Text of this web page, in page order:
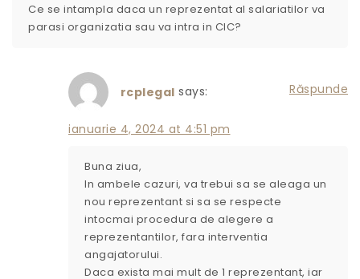
Ce se intampla daca un reprezentat al salariatilor va
parasi organizatia sau va intra in CIC?
Răspunde
rcplegal says:
ianuarie 4, 2024 at 4:51 pm
Buna ziua,
In ambele cazuri, va trebui sa se aleaga un
nou reprezentant si sa se respecte
intocmai procedura de alegere a
reprezentantilor, fara interventia
angajatorului.
Daca exista mai mult de 1 reprezentant, iar